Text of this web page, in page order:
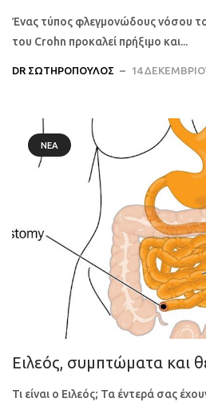
Ένας τύπος φλεγμονώδους νόσου
του Crohn προκαλεί πρήξιμο και...
DR ΣΩΤΗΡΌΠΟΥΛΟΣ 14
ΝΈΑ
Ειλεός, συμπτώματα και
Τι είναι ο Ειλεός; Τα έντερά σας